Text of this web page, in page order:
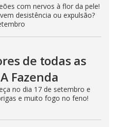
com nervos à flor da pele!
desistência ou expulsão?
de todas as
Fazenda
no dia 17 de setembro e
e muito fogo no feno!